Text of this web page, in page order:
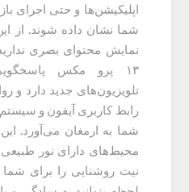
اپلیکیشن‌ها و حتی اجرای
شما نشان داده شوند. از
نمایش محتوای بصری
۱۳ پرو مکس
تلویزیون‌های جدید دارد و
رابط کاربری آیفون و
نیت روشنایی را برای شما